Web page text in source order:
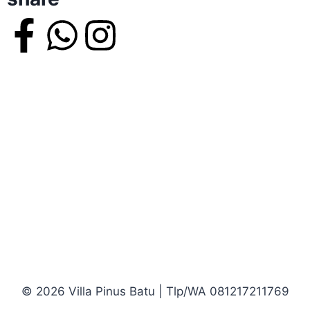
© 2026 Villa Pinus Batu | Tlp/WA 081217211769